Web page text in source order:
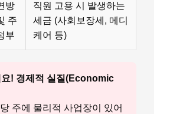
방
주
부
직원 고용 시 발생하는
세금 (사회보장세, 메디
케어 등)
요! 경제적 실질(Economic
주에 물리적 사업장이 있어